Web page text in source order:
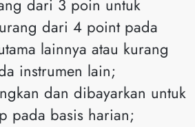
dari 3 poin untuk
dari 4 point pada
lainnya atau kurang
instrumen lain;
dan dibayarkan untuk
pada basis harian;